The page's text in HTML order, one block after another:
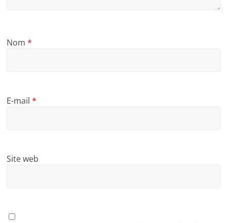
Nom*
E-mail*
Site web